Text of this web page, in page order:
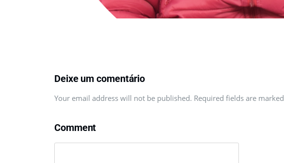
Deixe um comentário
Your email address will not be published. Required fields are marked
Comment